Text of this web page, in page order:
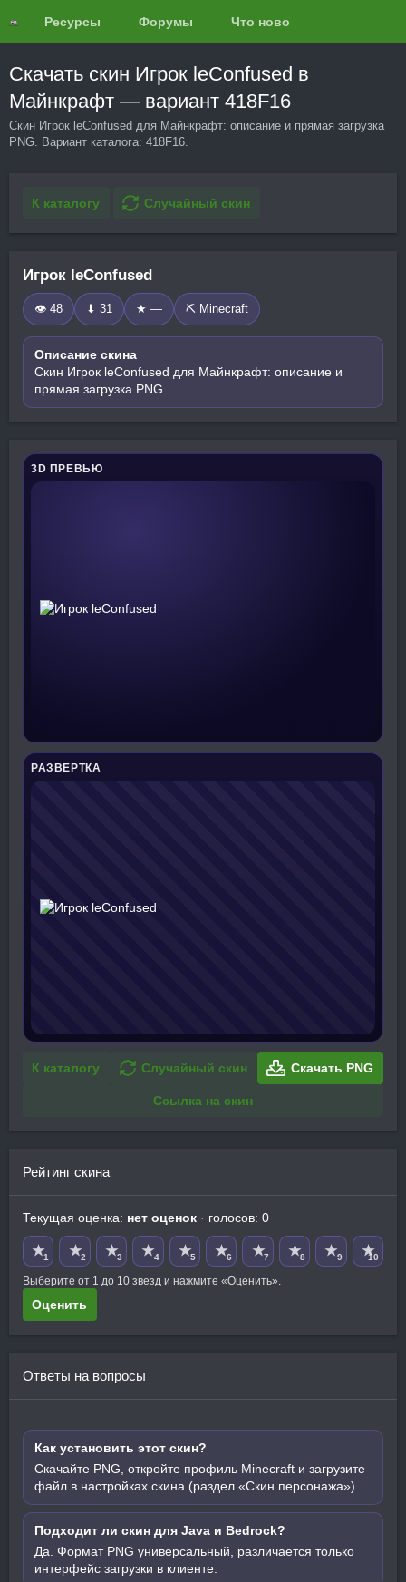
Ресурсы Форумы Что нового?
Скачать скин Игрок leConfused в
Майнкрафт — вариант 418F16
Скин Игрок leConfused для Майнкрафт: описание и прямая загрузка
PNG. Вариант каталога: 418F16.
К каталогу Случайный скин
Игрок leConfused
👁 48 ⬇ 31 ★ — ⛏️ Minecraft
Описание скина
Скин Игрок leConfused для Майнкрафт: описание и
прямая загрузка PNG.
3D ПРЕВЬЮ
РАЗВЕРТКА
К каталогу Случайный скин Скачать PNG
Ссылка на скин
Рейтинг скина
Текущая оценка: нет оценок · голосов: 0
★1 ★2 ★3 ★4 ★5 ★6 ★7 ★8 ★9 ★10
Выберите от 1 до 10 звезд и нажмите «Оценить».
Оценить
Ответы на вопросы
Как установить этот скин?
Скачайте PNG, откройте профиль Minecraft и загрузите
файл в настройках скина (раздел «Скин персонажа»).
Подходит ли скин для Java и Bedrock?
Да. Формат PNG универсальный, различается только
интерфейс загрузки в клиенте.